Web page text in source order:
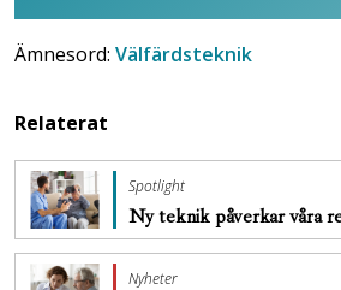
Ämnesord: Välfärdsteknik
Relaterat
Spotlight
Ny teknik påverkar våra
Nyheter